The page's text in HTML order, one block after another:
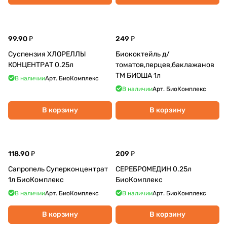
99.90 ₽
Суспензия ХЛОРЕЛЛЫ
КОНЦЕНТРАТ 0.25л
В наличииАрт. БиоКомплекс
В корзину
249 ₽
Биококтейль д/
томатов,перцев,баклажанов
ТМ БИОША 1л
В наличииАрт. БиоКомплекс
В корзину
118.90 ₽
Сапропель Суперконцентрат
1л БиоКомплекс
В наличииАрт. БиоКомплекс
В корзину
209 ₽
СЕРЕБРОМЕДИН 0.25л
БиоКомплекс
В наличииАрт. БиоКомплекс
В корзину